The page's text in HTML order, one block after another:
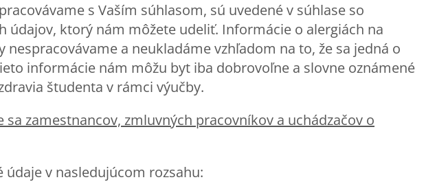
s Vaším súhlasom, sú uvedené v súhlase so
údajov, ktorý nám môžete udeliť. Informácie o alergiách na
a neukladáme vzhľadom na to, že sa jedná o
informácie nám môžu byt iba dobrovoľne a slovne oznámené
študenta v rámci výučby.
sa zamestnancov, zmluvných pracovníkov a uchádzačov o
údaje v nasledujúcom rozsahu: